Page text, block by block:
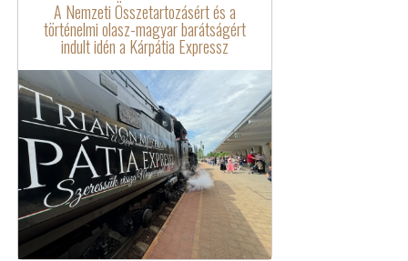
A Nemzeti Összetartozásért és a
történelmi olasz-magyar barátságért
indult idén a Kárpátia Expressz